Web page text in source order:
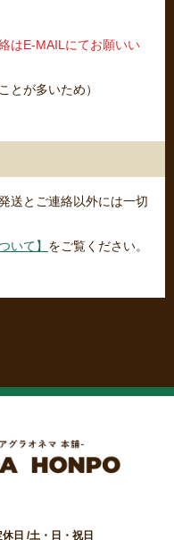
はE-MAILにてお願いい
とが多いため）
送とご連絡以外には一切
いて】 をご覧ください。
日 /土・日・祝日